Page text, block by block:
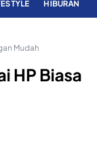
HIBURAN
Mudah
HP Biasa